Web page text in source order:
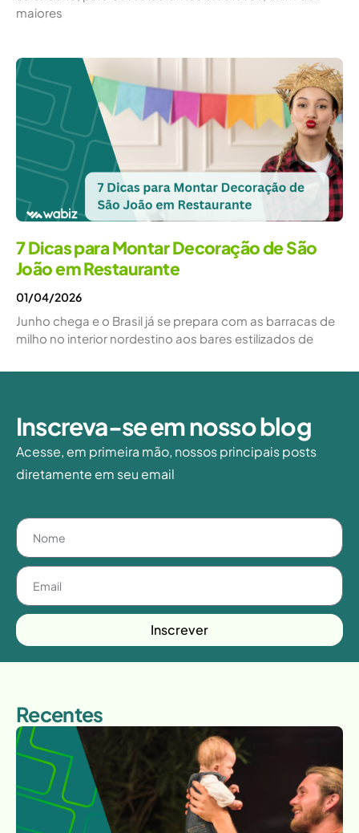
maiores
7 Dicas para Montar Decoração de São
João em Restaurante
01/04/2026
Junho chega e o Brasil já se prepara com as barracas de
milho no interior nordestino aos bares estilizados de
Inscreva-se em nosso blog
Acesse, em primeira mão, nossos principais posts
diretamente em seu email
Inscrever
Recentes